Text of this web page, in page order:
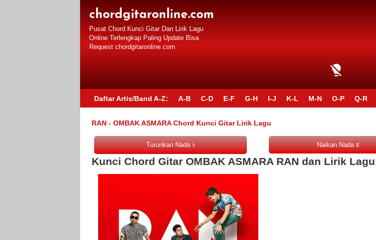
chordgitaronline.com
Pusat Chord Kunci Gitar Dan Lirik Lagu
Online Terlengkap Paling Update Bisa
Request chordgitaronline.com
Daftar Artis/Band A-Z: A-B C-D E-F G-H I-J K-L M-N O-P Q-R
RAN - OMBAK ASMARA Chord Kunci Gitar Lirik Lagu
Kunci Chord Gitar OMBAK ASMARA RAN dan Lirik Lagu